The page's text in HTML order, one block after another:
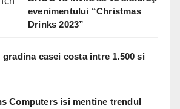
evenimentului “Christmas
Drinks 2023”
casei costa intre 1.500 si
Computers isi mentine trendul